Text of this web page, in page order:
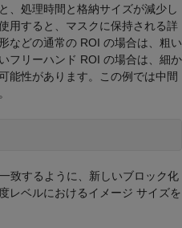
、処理時間と格納サイズが減少し
用すると、マスクに保持される詳
などの通常の ROI の場合は、粗い
フリーハンド ROI の場合は、細か
能性があります。この例では中間
致するように、新しいブロック化
レベルにおけるイメージ サイズを